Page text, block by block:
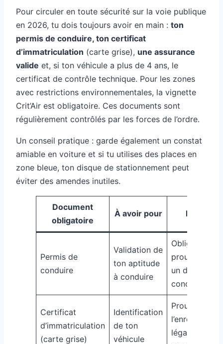
Pour circuler en toute sécurité sur la voie publique
en 2026, tu dois toujours avoir en main : ton
permis de conduire, ton certificat
d’immatriculation (carte grise), une assurance
valide et, si ton véhicule a plus de 4 ans, le
certificat de contrôle technique. Pour les zones
avec restrictions environnementales, la vignette
Crit’Air est obligatoire. Ces documents sont
régulièrement contrôlés par les forces de l’ordre.
Un conseil pratique : garde également un constat
amiable en voiture et si tu utilises des places en
zone bleue, ton disque de stationnement peut
éviter des amendes inutiles.
Document
obligatoire
À avoir pour Pourquoi
Permis de
conduire
Validation de
ton aptitude
à conduire
Obligatoire
prouver que
un droit de
conduite
Certificat
d’immatriculation
(carte grise)
Identification
de ton
véhicule
Prouve
légal du